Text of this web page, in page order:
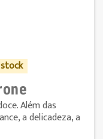
Além das
a delicadeza, a